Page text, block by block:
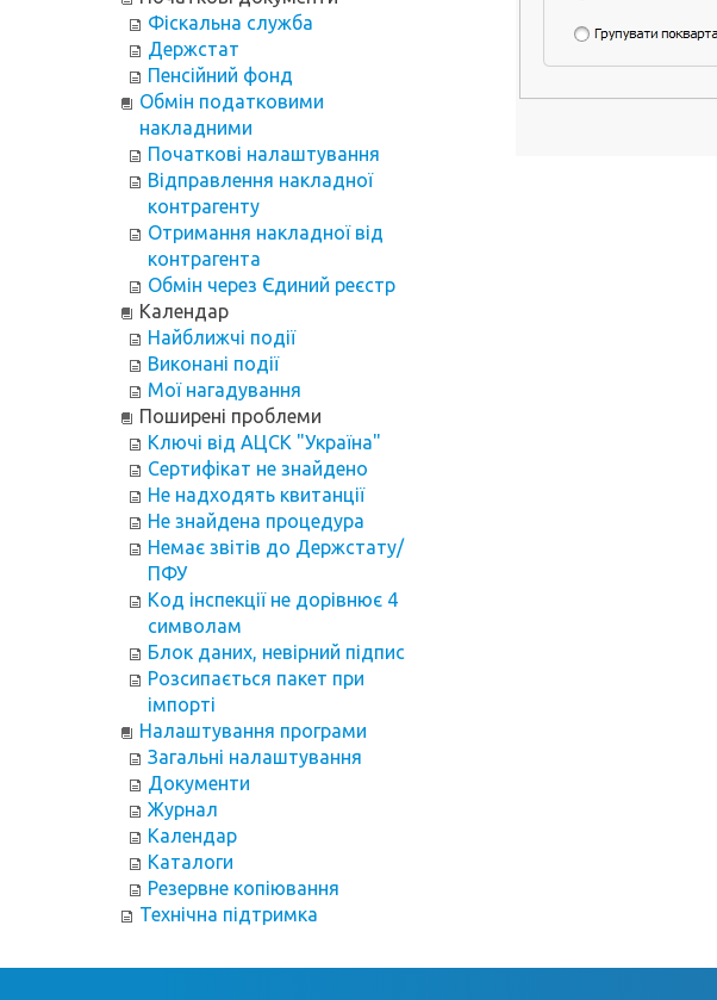
Фіскальна служба
Держстат
Пенсійний фонд
Обмін податковими
накладними
Початкові налаштування
Відправлення накладної
контрагенту
Отримання накладної від
контрагента
Обмін через Єдиний реєстр
Календар
Найближчі події
Виконані події
Мої нагадування
Поширені проблеми
Ключі від АЦСК "Україна"
Сертифікат не знайдено
Не надходять квитанції
Не знайдена процедура
Немає звітів до Держстату/
ПФУ
Код інспекції не дорівнює 4
символам
Блок даних, невірний підпис
Розсипається пакет при
імпорті
Налаштування програми
Загальні налаштування
Документи
Журнал
Календар
Каталоги
Резервне копіювання
Технічна підтримка